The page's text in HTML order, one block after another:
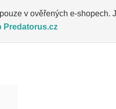
v ověřených e-shopech.
Predatorus.cz